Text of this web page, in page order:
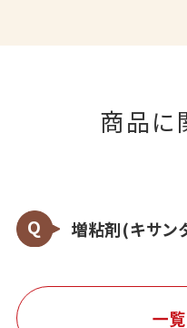
商品に
増粘剤(キサン
一